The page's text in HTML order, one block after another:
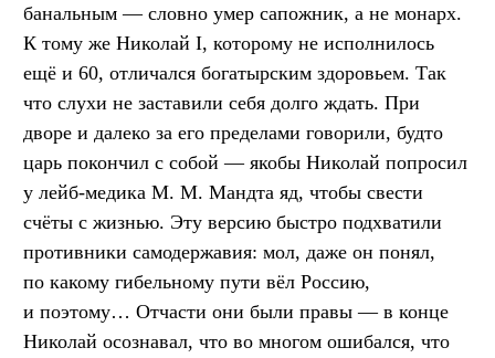
банальным — словно умер сапожник, а не монарх.
К тому же Николай I, которому не исполнилось
ещё и 60, отличался богатырским здоровьем. Так
что слухи не заставили себя долго ждать. При
дворе и далеко за его пределами говорили, будто
царь покончил с собой — якобы Николай попросил
у лейб-медика М. М. Мандта яд, чтобы свести
счёты с жизнью. Эту версию быстро подхватили
противники самодержавия: мол, даже он понял,
по какому гибельному пути вёл Россию,
и поэтому… Отчасти они были правы — в конце
Николай осознавал, что во многом ошибался, что